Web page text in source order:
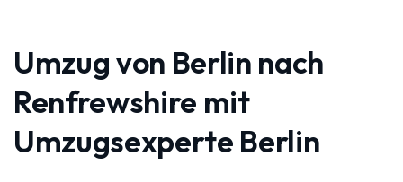
Umzug von Berlin nach
Renfrewshire mit
Umzugsexperte Berlin